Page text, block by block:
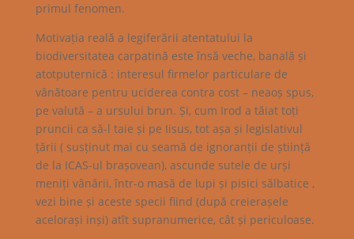
primul fenomen.
Motivația reală a legiferării atentatului la
biodiversitatea carpatină este însă veche, banală și
atotputernică : interesul firmelor particulare de
vânătoare pentru uciderea contra cost – neaoș spus,
pe valută – a ursului brun. Și, cum Irod a tăiat toți
pruncii ca să-l taie și pe Iisus, tot așa și legislativul
țării ( susținut mai cu seamă de ignoranții de știință
de la ICAS-ul brașovean), ascunde sutele de urși
meniți vânării, într-o masă de lupi și pisici sălbatice ,
vezi bine și aceste specii fiind (după creierașele
acelorași inși) atît supranumerice, cât și periculoase.